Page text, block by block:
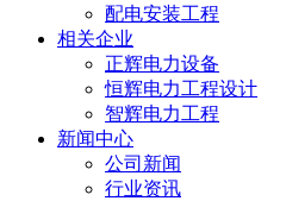
配电安装工程
相关企业
正辉电力设备
恒辉电力工程设计
智辉电力工程
新闻中心
公司新闻
行业资讯